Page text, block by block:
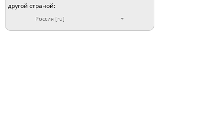
другой страной:
Россия [ru]